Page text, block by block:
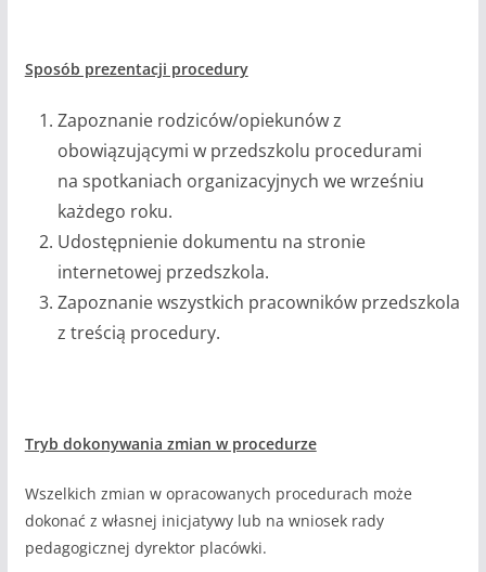
Sposób prezentacji procedury
Zapoznanie rodziców/opiekunów z
obowiązującymi w przedszkolu procedurami
na spotkaniach organizacyjnych we wrześniu
każdego roku.
Udostępnienie dokumentu na stronie
internetowej przedszkola.
Zapoznanie wszystkich pracowników przedszkola
z treścią procedury.
Tryb dokonywania zmian w procedurze
Wszelkich zmian w opracowanych procedurach może
dokonać z własnej inicjatywy lub na wniosek rady
pedagogicznej dyrektor placówki.